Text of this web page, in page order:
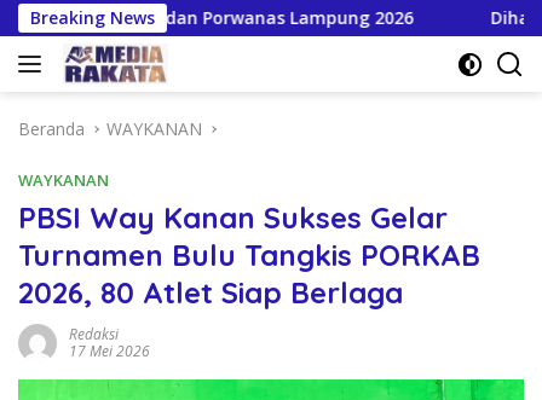
Langsung
ke
konten
Breaking News
HPN dan Porwanas Lampung 2026 Dihadiri Bupati
Beranda WAYKANAN
WAYKANAN
PBSI Way Kanan Sukses Gelar
Turnamen Bulu Tangkis PORKAB
2026, 80 Atlet Siap Berlaga
Redaksi
17 Mei 2026